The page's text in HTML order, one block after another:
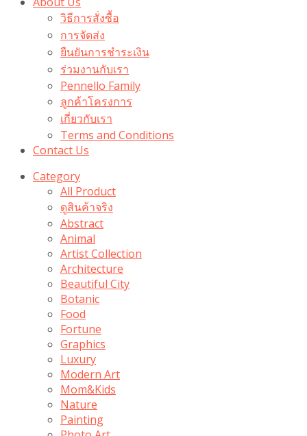
วิธีการสั่งซื้อ
การจัดส่ง
ยืนยันการชำระเงิน
ร่วมงานกับเรา
Pennello Family
ลูกค้าโครงการ
เกี่ยวกับเรา
Terms and Conditions
Contact Us
Category
All Product
ดูสินค้าจริง
Abstract
Animal
Artist Collection
Architecture
Beautiful City
Botanic
Food
Fortune
Graphics
Luxury
Modern Art
Mom&Kids
Nature
Painting